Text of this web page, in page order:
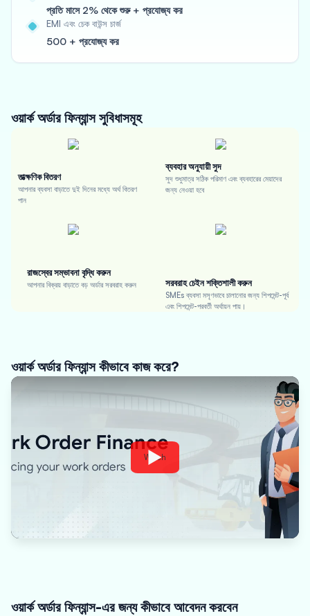
প্রতি মাসে 2% থেকে শুরু + প্রযোজ্য কর
EMI এবং চেক বাউন্স চার্জ
500 + প্রযোজ্য কর
ওয়ার্ক অর্ডার ফিন্যান্সসুবিধাসমূহ
তাত্ক্ষণিক বিতরণ
আপনার ব্যবসা বাড়াতে দুই দিনের মধ্যে অর্থ বিতরণ
পান
ব্যবহার অনুযায়ী সুদ
সুদ শুধুমাত্র সঠিক পরিমাণ এবং ব্যবহারের মেয়াদের
জন্য নেওয়া হবে
রাজস্বের সম্ভাবনা বৃদ্ধি করুন
আপনার বিক্রয় বাড়াতে বড় অর্ডার সরবরাহ করুন সরবরাহ চেইন শক্তিশালী করুন
SMEs ব্যবসা মসৃণভাবে চালানোর জন্য শিপমেন্ট-পূর্ব
এবং শিপমেন্ট-পরবর্তী অর্থায়ন পায়।
ওয়ার্ক অর্ডার ফিন্যান্স কীভাবে কাজ করে?
Watch
ওয়ার্ক অর্ডার ফিন্যান্স-এর জন্য কীভাবে আবেদন করবেন